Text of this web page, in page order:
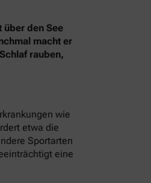
den See
macht er
rauben,
wie
etwa die
Sportarten
eine